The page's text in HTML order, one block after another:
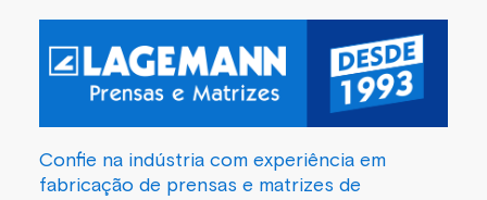
Confie na indústria com experiência em
fabricação de prensas e matrizes de